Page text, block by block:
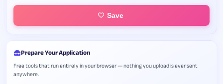
Save
Prepare Your Application
Free tools that run entirely in your browser — nothing you upload is ever sent
anywhere.